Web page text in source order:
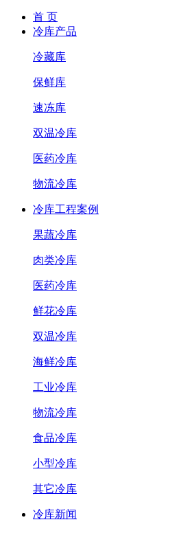
首 页
冷库产品
冷藏库
保鲜库
速冻库
双温冷库
医药冷库
物流冷库
冷库工程案例
果蔬冷库
肉类冷库
医药冷库
鲜花冷库
双温冷库
海鲜冷库
工业冷库
物流冷库
食品冷库
小型冷库
其它冷库
冷库新闻